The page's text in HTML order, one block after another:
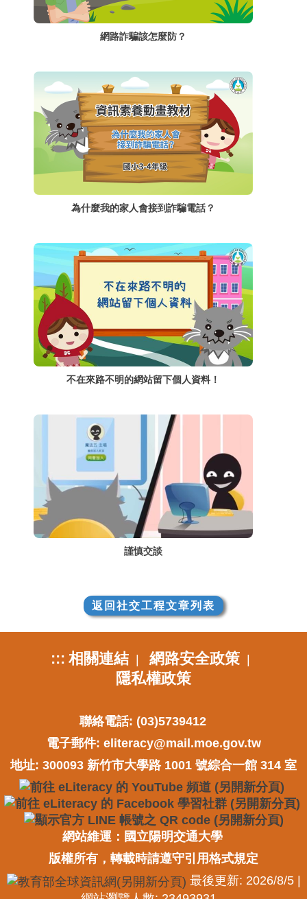
網路詐騙該怎麼防？
為什麼我的家人會接到詐騙電話？
不在來路不明的網站留下個人資料！
謹慎交談
返回社交工程文章列表
::: 相關連結| 網路安全政策|
隱私權政策
聯絡電話: (03)5739412
電子郵件: eliteracy@mail.moe.gov.tw
地址: 300093 新竹市大學路 1001 號綜合一館 314 室
網站維運：國立陽明交通大學
版權所有，轉載時請遵守引用格式規定
最後更新: 2026/8/5 |